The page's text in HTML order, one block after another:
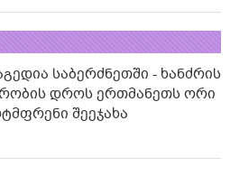
საბერძნეთში - ხანძრის
დროს ერთმანეთს ორი
შეეჯახა